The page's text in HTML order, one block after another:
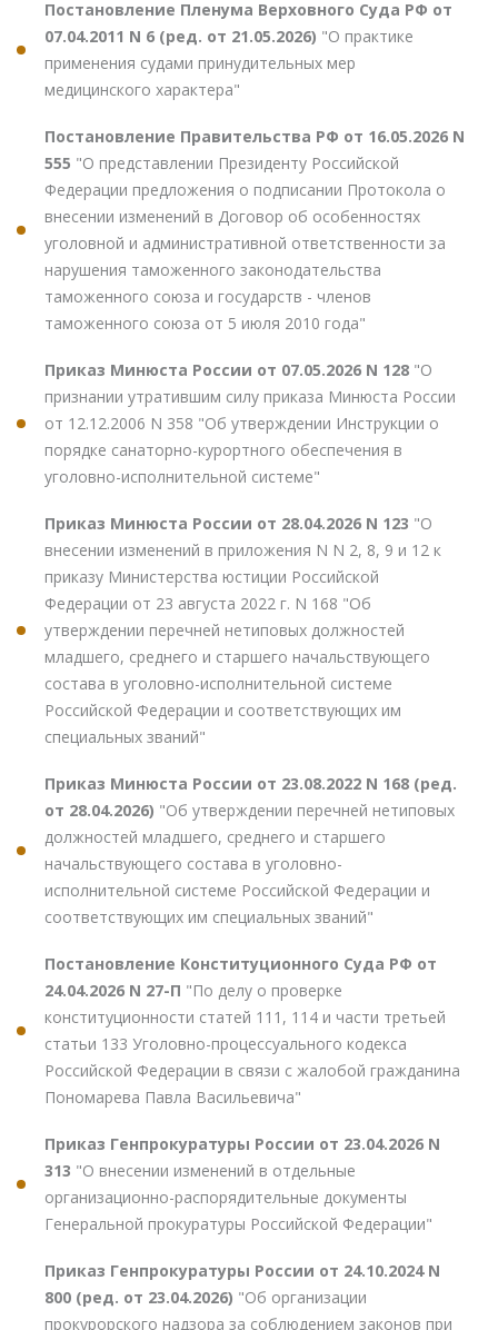
Постановление Пленума Верховного Суда РФ от
07.04.2011 N 6 (ред. от 21.05.2026) "О практике
применения судами принудительных мер
медицинского характера"
Постановление Правительства РФ от 16.05.2026 N
555 "О представлении Президенту Российской
Федерации предложения о подписании Протокола о
внесении изменений в Договор об особенностях
уголовной и административной ответственности за
нарушения таможенного законодательства
таможенного союза и государств - членов
таможенного союза от 5 июля 2010 года"
Приказ Минюста России от 07.05.2026 N 128 "О
признании утратившим силу приказа Минюста России
от 12.12.2006 N 358 "Об утверждении Инструкции о
порядке санаторно-курортного обеспечения в
уголовно-исполнительной системе"
Приказ Минюста России от 28.04.2026 N 123 "О
внесении изменений в приложения N N 2, 8, 9 и 12 к
приказу Министерства юстиции Российской
Федерации от 23 августа 2022 г. N 168 "Об
утверждении перечней нетиповых должностей
младшего, среднего и старшего начальствующего
состава в уголовно-исполнительной системе
Российской Федерации и соответствующих им
специальных званий"
Приказ Минюста России от 23.08.2022 N 168 (ред.
от 28.04.2026) "Об утверждении перечней нетиповых
должностей младшего, среднего и старшего
начальствующего состава в уголовно-
исполнительной системе Российской Федерации и
соответствующих им специальных званий"
Постановление Конституционного Суда РФ от
24.04.2026 N 27-П "По делу о проверке
конституционности статей 111, 114 и части третьей
статьи 133 Уголовно-процессуального кодекса
Российской Федерации в связи с жалобой гражданина
Пономарева Павла Васильевича"
Приказ Генпрокуратуры России от 23.04.2026 N
313 "О внесении изменений в отдельные
организационно-распорядительные документы
Генеральной прокуратуры Российской Федерации"
Приказ Генпрокуратуры России от 24.10.2024 N
800 (ред. от 23.04.2026) "Об организации
прокурорского надзора за соблюдением законов при